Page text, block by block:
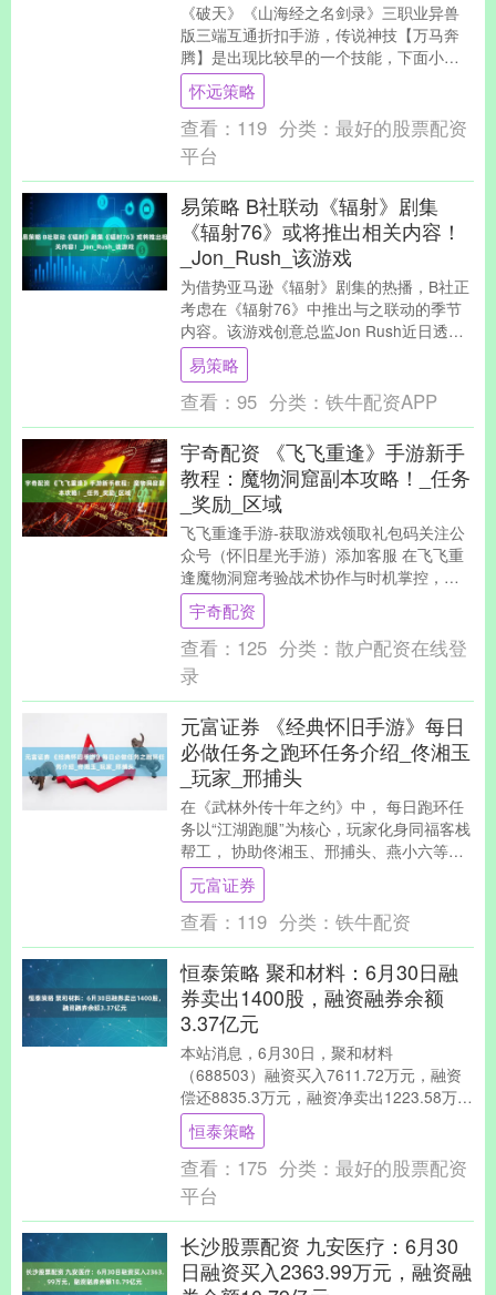
《破天》《山海经之名剑录》三职业异兽
版三端互通折扣手游，传说神技【万马奔
腾】是出现比较早的一个技能，下面小编
给大家详细介绍一下他的作用和获取方
式。破天传奇/山海....
怀远策略
查看： 119 分类： 最好的股票配资
平台
易策略 B社联动《辐射》剧集
《辐射76》或将推出相关内容！
_Jon_Rush_该游戏
为借势亚马逊《辐射》剧集的热播，B社正
考虑在《辐射76》中推出与之联动的季节
内容。该游戏创意总监Jon Rush近日透
露，工作室可能正在开发直接关联剧集的
内容。....
易策略
查看： 95 分类： 铁牛配资APP
宇奇配资 《飞飞重逢》手游新手
教程：魔物洞窟副本攻略！_任务
_奖励_区域
飞飞重逢手游-获取游戏领取礼包码关注公
众号（怀旧星光手游）添加客服 在飞飞重
逢魔物洞窟考验战术协作与时机掌控，悬
赏任务则需精算路线与刷新规律。两大玩
法相辅相成—....
宇奇配资
查看： 125 分类： 散户配资在线登
录
元富证券 《经典怀旧手游》每日
必做任务之跑环任务介绍_佟湘玉
_玩家_邢捕头
在《武林外传十年之约》中， 每日跑环任
务以“江湖跑腿”为核心，玩家化身同福客栈
帮工， 协助佟湘玉、邢捕头、燕小六等
NPC完成日常事务，任务流程轻松且充满
原作幽默....
元富证券
查看： 119 分类： 铁牛配资
恒泰策略 聚和材料：6月30日融
券卖出1400股，融资融券余额
3.37亿元
本站消息，6月30日，聚和材料
（688503）融资买入7611.72万元，融资
偿还8835.3万元，融资净卖出1223.58万
元，融资余额3.36亿元，近20个....
恒泰策略
查看： 175 分类： 最好的股票配资
平台
长沙股票配资 九安医疗：6月30
日融资买入2363.99万元，融资融